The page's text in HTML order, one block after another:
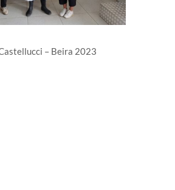
– Beira 2023